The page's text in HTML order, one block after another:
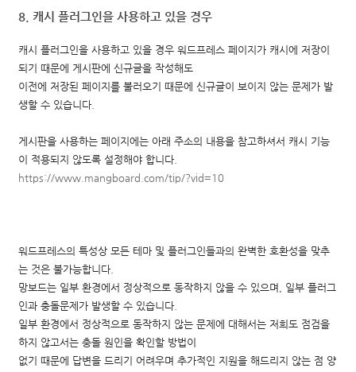
8. 캐시 플러그인을 사용하고 있을 경우
캐시 플러그인을 사용하고 있을 경우 워드프레스 페이지가 캐시에 저장이
되기 때문에 게시판에 신규글을 작성해도
이전에 저장된 페이지를 불러오기 때문에 신규글이 보이지 않는 문제가 발
생할 수 있습니다.
게시판을 사용하는 페이지에는 아래 주소의 내용을 참고하셔서 캐시 기능
이 적용되지 않도록 설정해야 합니다.
https://www.mangboard.com/tip/?vid=10
워드프레스의 특성상 모든 테마 및 플러그인들과의 완벽한 호환성을 맞추
는 것은 불가능합니다.
망보드는 일부 환경에서 정상적으로 동작하지 않을 수 있으며, 일부 플러그
인과 충돌문제가 발생할 수 있습니다.
일부 환경에서 정상적으로 동작하지 않는 문제에 대해서는 저희도 점검을
하지 않고서는 충돌 원인을 확인할 방법이
없기 때문에 답변을 드리기 어려우며 추가적인 지원을 해드리지 않는 점 양